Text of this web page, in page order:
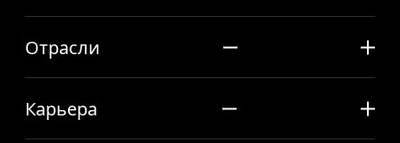
Отрасли
Карьера